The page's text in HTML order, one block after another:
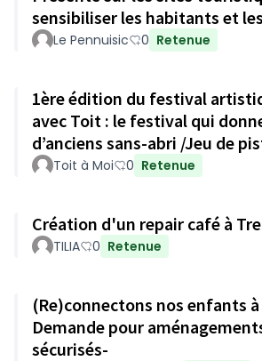
sensibiliser les habitants et
developpement durable .
Le Pennuisic 0 Retenue
1ère édition du festival
avec Toit : le festival qui
d’anciens sans-abri /Jeu de
exposition-témoignages
Toit à Moi 0 Retenue
Création d'un repair café à
TILIA 0 Retenue
(Re)connectons nos enfants
Demande pour
sécurisés-